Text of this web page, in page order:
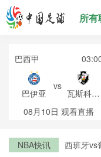
所有
巴西甲
巴伊亚
vs
瓦斯科达
伽马
08月10日 观看直播
NBA快讯
西班牙vs